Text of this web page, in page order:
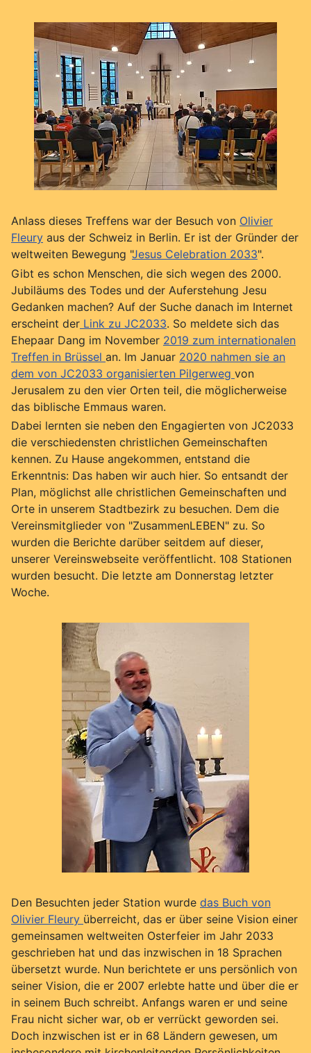
Anlass dieses Treffens war der Besuch von Olivier
Fleury aus der Schweiz in Berlin. Er ist der Gründer der
weltweiten Bewegung "Jesus Celebration 2033".
Gibt es schon Menschen, die sich wegen des 2000.
Jubiläums des Todes und der Auferstehung Jesu
Gedanken machen? Auf der Suche danach im Internet
erscheint der Link zu JC2033. So meldete sich das
Ehepaar Dang im November 2019 zum internationalen
Treffen in Brüssel an. Im Januar 2020 nahmen sie an
dem von JC2033 organisierten Pilgerweg von
Jerusalem zu den vier Orten teil, die möglicherweise
das biblische Emmaus waren.
Dabei lernten sie neben den Engagierten von JC2033
die verschiedensten christlichen Gemeinschaften
kennen. Zu Hause angekommen, entstand die
Erkenntnis: Das haben wir auch hier. So entsandt der
Plan, möglichst alle christlichen Gemeinschaften und
Orte in unserem Stadtbezirk zu besuchen. Dem die
Vereinsmitglieder von "ZusammenLEBEN" zu. So
wurden die Berichte darüber seitdem auf dieser,
unserer Vereinswebseite veröffentlicht. 108 Stationen
wurden besucht. Die letzte am Donnerstag letzter
Woche.
Den Besuchten jeder Station wurde das Buch von
Olivier Fleury überreicht, das er über seine Vision einer
gemeinsamen weltweiten Osterfeier im Jahr 2033
geschrieben hat und das inzwischen in 18 Sprachen
übersetzt wurde. Nun berichtete er uns persönlich von
seiner Vision, die er 2007 erlebte hatte und über die er
in seinem Buch schreibt. Anfangs waren er und seine
Frau nicht sicher war, ob er verrückt geworden sei.
Doch inzwischen ist er in 68 Ländern gewesen, um